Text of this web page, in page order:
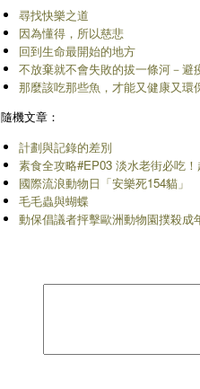
尋找快樂之道
因為懂得，所以慈悲
回到生命最開始的地方
不放棄就不會失敗的拔一條河－
那麼該吃那些魚，才能又健康又環
隨機文章：
計劃與記錄的差別
素食全攻略#EP03 淡水老街必吃
國際流浪動物日「安樂死154貓」
毛毛蟲與蝴蝶
動保倡議者抨擊歐洲動物園撲殺